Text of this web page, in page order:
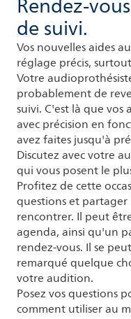
de suivi.
Vos nouvelles aides
réglage précis,
Votre
probablement de
suivi. C'est là que vos
avec précision en
avez faites jusqu'à
Discutez avec votre
qui vous posent le
Profitez de cette
questions et partager
rencontrer. Il peut
agenda, ainsi qu'un
rendez-vous. Il se
remarqué quelque
votre audition.
Posez vos questions
comment utiliser au